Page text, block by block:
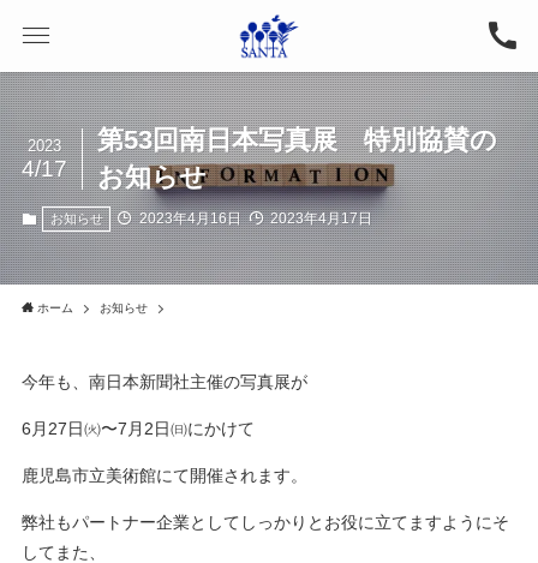
第53回南日本写真展 特別協賛の
お知らせ
2023
4/17
お知らせ 2023年4月16日 2023年4月17日
ホーム お知らせ
今年も、南日本新聞社主催の写真展が
6月27日㈫〜7月2日㈰にかけて
鹿児島市立美術館にて開催されます。
弊社もパートナー企業としてしっかりとお役に立てますようにそ
してまた、